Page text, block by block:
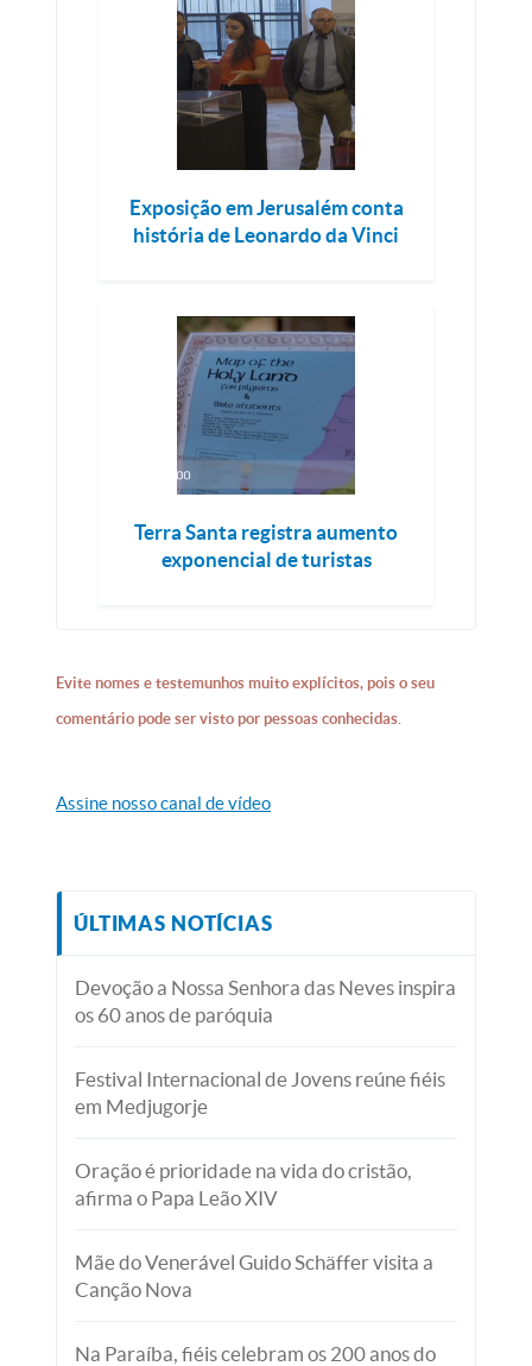
Exposição em Jerusalém conta
história de Leonardo da Vinci
Terra Santa registra aumento
exponencial de turistas
Evite nomes e testemunhos muito explícitos, pois o seu
comentário pode ser visto por pessoas conhecidas.
Assine nosso canal de vídeo
ÚLTIMAS NOTÍCIAS
Devoção a Nossa Senhora das Neves inspira
os 60 anos de paróquia
Festival Internacional de Jovens reúne fiéis
em Medjugorje
Oração é prioridade na vida do cristão,
afirma o Papa Leão XIV
Mãe do Venerável Guido Schäffer visita a
Canção Nova
Na Paraíba, fiéis celebram os 200 anos do